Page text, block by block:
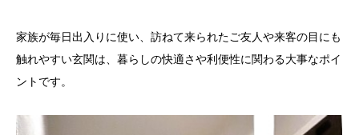
家族が毎日出入りに使い、訪ねて来られたご友人や来客の目にも
触れやすい玄関は、暮らしの快適さや利便性に関わる大事なポイ
ントです。